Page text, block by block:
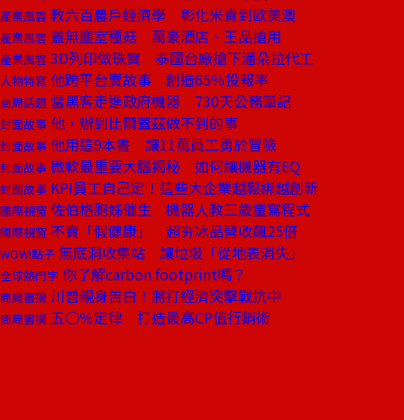
產業風雲 教六百農戶經濟學 彰化米賣到歐美澳
產業風雲 蓋無塵室種菇 萬豪酒店、王品搶用
產業風雲 3D列印做珠寶 泰國台廠搶下潘朵拉代工
人物特寫 他跨平台賣故事 創造65％投報率
商周話題 當黑客走進政府機器 730天公務筆記
封面故事 他，辦到比爾蓋茲做不到的事
封面故事 他用這9本書 讓11萬員工勇於冒險
封面故事 微軟最重要大腦揭秘 如何讓機器有EQ
封面故事 KPI員工自己定！這些大企業越鬆綁越創新
國際視窗 佐伯格胞姊催生 機器人教三歲童寫程式
國際視窗 不賣「假健康」 超夯冰品營收飆25倍
WOW!點子 無底洞收集站 讓垃圾「從地表消失」
全球熱門字 你了解carbon footprint嗎？
商周書摘 川普親身告白！將打經濟突擊戰抗中
商周書摘 五○％定律 打造最高CP值行銷術